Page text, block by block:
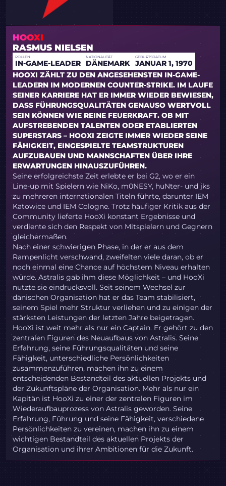
HOOXI
RASMUS NIELSEN
ROLLEN
IN-GAME-LEADER
NATIONALITÄT
DÄNEMARK
GEBURTSDATUM
JANUAR 1, 1970
HOOXI ZÄHLT ZU DEN ANGESEHENSTEN IN-GAME-
LEADERN IM MODERNEN COUNTER-STRIKE. IM LAUFE
SEINER KARRIERE HAT ER IMMER WIEDER BEWIESEN,
DASS FÜHRUNGSQUALITÄTEN GENAUSO WERTVOLL
SEIN KÖNNEN WIE REINE FEUERKRAFT. OB MIT
AUFSTREBENDEN TALENTEN ODER ETABLIERTEN
SUPERSTARS – HOOXI ZEIGTE IMMER WIEDER SEINE
FÄHIGKEIT, EINGESPIELTE TEAMSTRUKTUREN
AUFZUBAUEN UND MANNSCHAFTEN ÜBER IHRE
ERWARTUNGEN HINAUSZUFÜHREN.
Seine erfolgreichste Zeit erlebte er bei G2, wo er ein
Line-up mit Spielern wie NiKo, m0NESY, huNter- und jks
zu mehreren internationalen Titeln führte, darunter IEM
Katowice und IEM Cologne. Trotz häufiger Kritik aus der
Community lieferte HooXi konstant Ergebnisse und
verdiente sich den Respekt von Mitspielern und Gegnern
gleichermaßen.
Nach einer schwierigen Phase, in der er aus dem
Rampenlicht verschwand, zweifelten viele daran, ob er
noch einmal eine Chance auf höchstem Niveau erhalten
würde. Astralis gab ihm diese Möglichkeit – und HooXi
nutzte sie eindrucksvoll. Seit seinem Wechsel zur
dänischen Organisation hat er das Team stabilisiert,
seinem Spiel mehr Struktur verliehen und zu einigen der
stärksten Leistungen der letzten Jahre beigetragen.
HooXi ist weit mehr als nur ein Captain. Er gehört zu den
zentralen Figuren des Neuaufbaus von Astralis. Seine
Erfahrung, seine Führungsqualitäten und seine
Fähigkeit, unterschiedliche Persönlichkeiten
zusammenzuführen, machen ihn zu einem
entscheidenden Bestandteil des aktuellen Projekts und
der Zukunftspläne der Organisation. Mehr als nur ein
Kapitän ist HooXi zu einer der zentralen Figuren im
Wiederaufbauprozess von Astralis geworden. Seine
Erfahrung, Führung und seine Fähigkeit, verschiedene
Persönlichkeiten zu vereinen, machen ihn zu einem
wichtigen Bestandteil des aktuellen Projekts der
Organisation und ihrer Ambitionen für die Zukunft.